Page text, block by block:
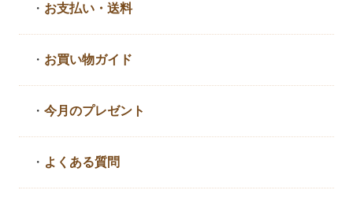
・ お支払い・送料
・ お買い物ガイド
・今月のプレゼント
・ よくある質問